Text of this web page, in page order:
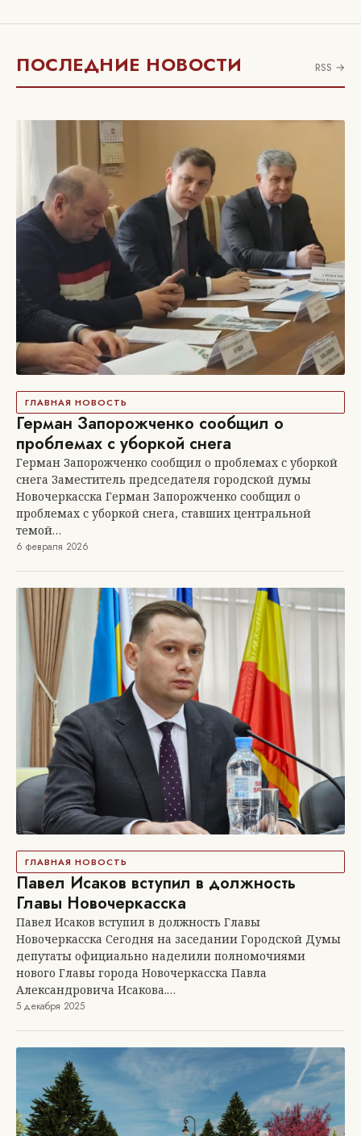
ПОСЛЕДНИЕ НОВОСТИ RSS →
ГЛАВНАЯ НОВОСТЬ
Герман Запорожченко сообщил о
проблемах с уборкой снега
Герман Запорожченко сообщил о проблемах с уборкой
снега Заместитель председателя городской думы
Новочеркасска Герман Запорожченко сообщил о
проблемах с уборкой снега, ставших центральной
темой…
6 февраля 2026
ГЛАВНАЯ НОВОСТЬ
Павел Исаков вступил в должность
Главы Новочеркасска
Павел Исаков вступил в должность Главы
Новочеркасска Сегодня на заседании Городской Думы
депутаты официально наделили полномочиями
нового Главы города Новочеркасска Павла
Александровича Исакова.…
5 декабря 2025